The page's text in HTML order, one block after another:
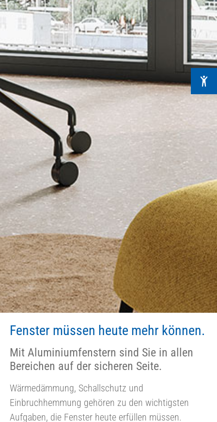
Fenster müssen heute mehr können.
Mit Aluminiumfenstern sind Sie in allen
Bereichen auf der sicheren Seite.
Wärmedämmung, Schallschutz und
Einbruchhemmung gehören zu den wichtigsten
Aufgaben, die Fenster heute erfüllen müssen.